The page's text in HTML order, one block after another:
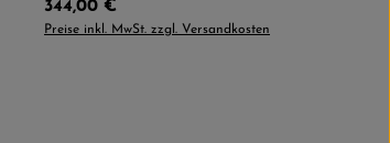
Regulärer Preis:
344,00 €
Preise inkl. MwSt. zzgl. Versandkosten